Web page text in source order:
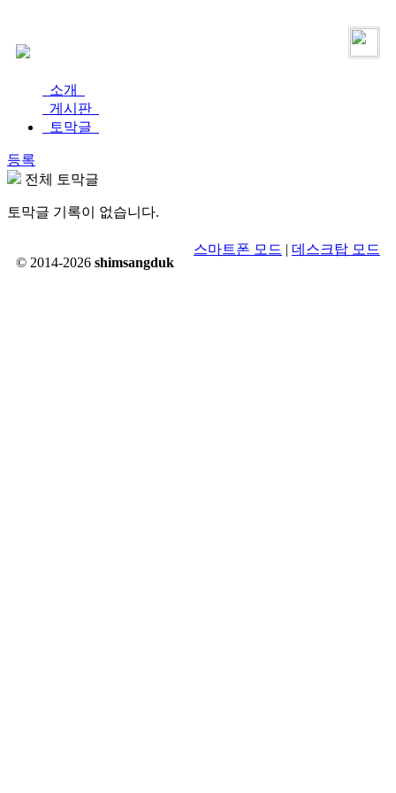
소개
게시판
토막글
등록
전체 토막글
토막글 기록이 없습니다.
© 2014-2026 shimsangduk
스마트폰 모드 | 데스크탑 모드